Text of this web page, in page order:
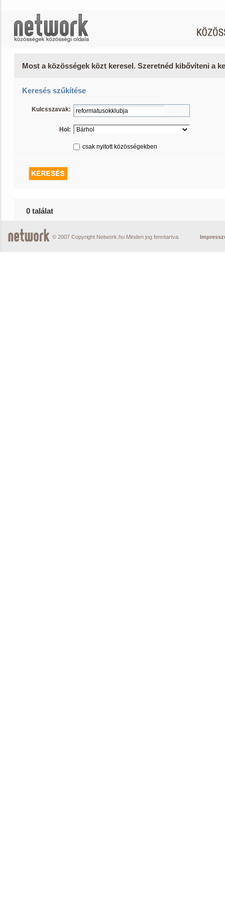
Most a közösségek közt keresel. Szeretnéd kibővíteni a
Keresés szűkítése
Kulcsszavak:
Hol:
csak nyitott közösségekben
0 találat
© 2007 Copyright Network.hu Minden jog fenntartva.